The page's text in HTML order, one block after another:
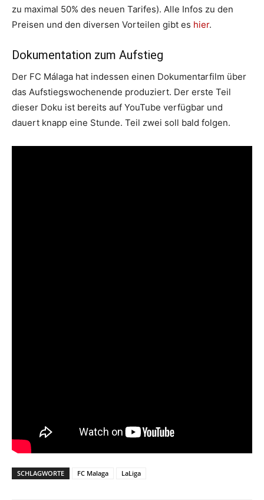
zu maximal 50% des neuen Tarifes). Alle Infos zu den
Preisen und den diversen Vorteilen gibt es hier.
Dokumentation zum Aufstieg
Der FC Málaga hat indessen einen Dokumentarfilm über
das Aufstiegswochenende produziert. Der erste Teil
dieser Doku ist bereits auf YouTube verfügbar und
dauert knapp eine Stunde. Teil zwei soll bald folgen.
SCHLAGWORTE FC Malaga LaLiga